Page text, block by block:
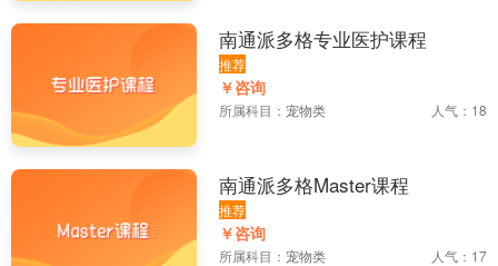
南通派多格专业医护课程
推荐
￥咨询
所属科目： 宠物类 人气：18
南通派多格Master课程
推荐
￥咨询
所属科目： 宠物类 人气：17